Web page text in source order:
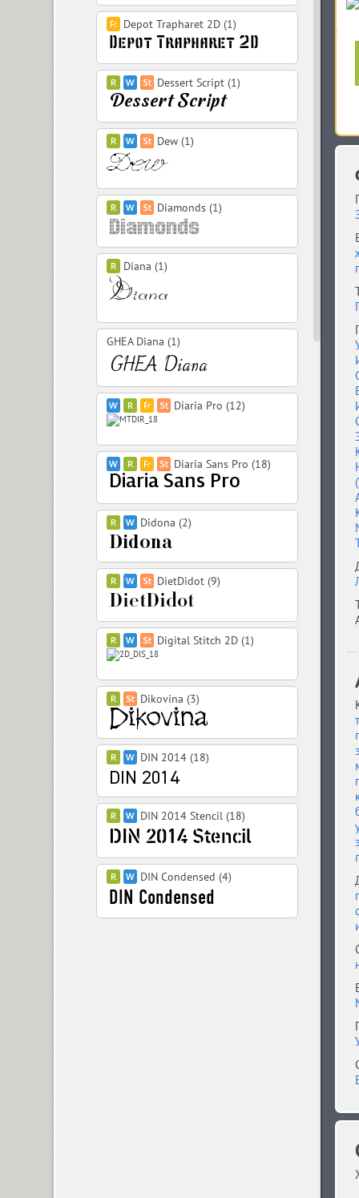
Depot Trapharet 2D (1)
Dessert Script (1)
Dew (1)
Diamonds (1)
Diana (1)
GHEA Diana (1)
Diaria Pro (12)
Diaria Sans Pro (18)
Didona (2)
DietDidot (9)
Digital Stitch 2D (1)
Dikovina (3)
DIN 2014 (18)
DIN 2014 Stencil (18)
DIN Condensed (4)